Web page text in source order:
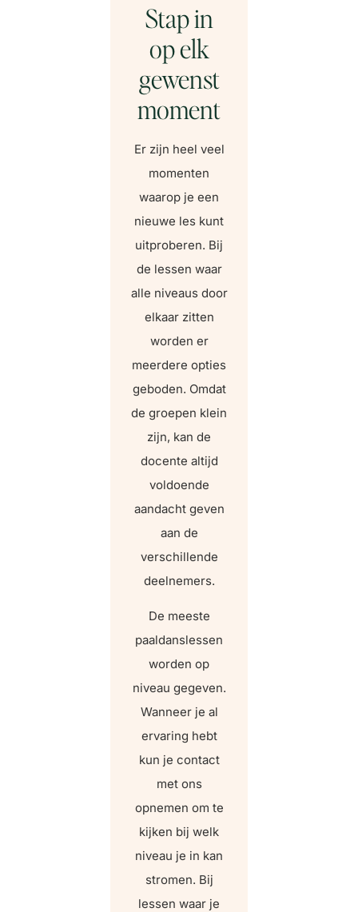
Stap in
op elk
gewenst
moment
Er zijn heel veel
momenten
waarop je een
nieuwe les kunt
uitproberen. Bij
de lessen waar
alle niveaus door
elkaar zitten
worden er
meerdere opties
geboden. Omdat
de groepen klein
zijn, kan de
docente altijd
voldoende
aandacht geven
aan de
verschillende
deelnemers.
De meeste
paaldanslessen
worden op
niveau gegeven.
Wanneer je al
ervaring hebt
kun je contact
met ons
opnemen om te
kijken bij welk
niveau je in kan
stromen. Bij
lessen waar je